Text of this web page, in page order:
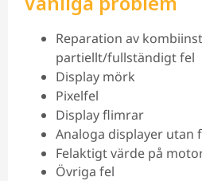
Reparation av
partiellt/fullständigt fel
Display mörk
Pixelfel
Display flimrar
Analoga displayer utan
Felaktigt värde på
Övriga fel